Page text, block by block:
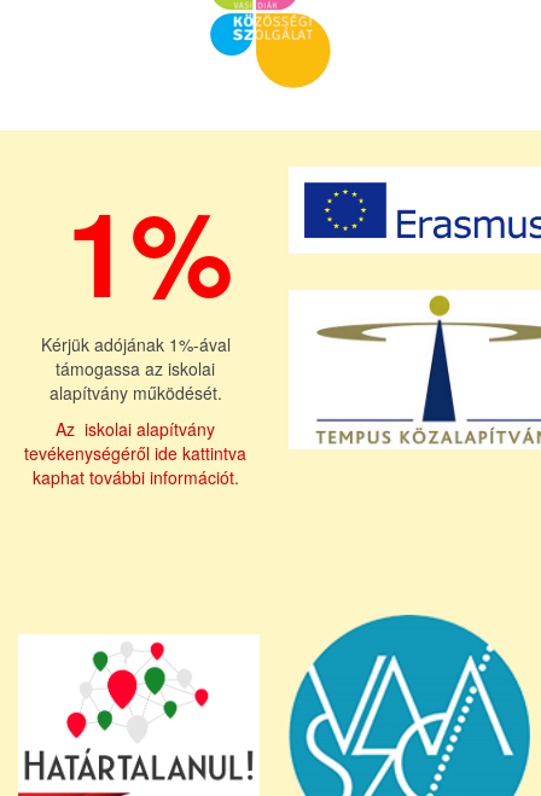
1%
Kérjük adójának 1%-ával
támogassa az iskolai
alapítvány működését.
Az iskolai alapítvány
tevékenységéről ide kattintva
kaphat további információt.